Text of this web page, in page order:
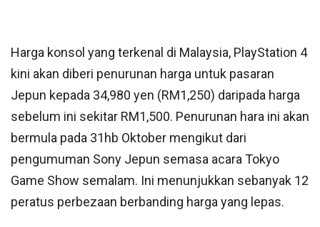
Harga konsol yang terkenal di Malaysia, PlayStation 4
kini akan diberi penurunan harga untuk pasaran
Jepun kepada 34,980 yen (RM1,250) daripada harga
sebelum ini sekitar RM1,500. Penurunan hara ini akan
bermula pada 31hb Oktober mengikut dari
pengumuman Sony Jepun semasa acara Tokyo
Game Show semalam. Ini menunjukkan sebanyak 12
peratus perbezaan berbanding harga yang lepas.